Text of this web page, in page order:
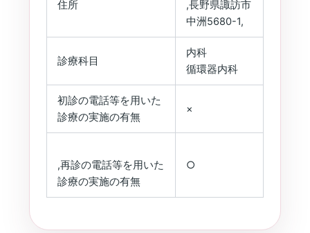
住所
,長野県諏訪市
中洲5680-1,
診療科目
内科
循環器内科
初診の電話等を用いた
診療の実施の有無
×
,再診の電話等を用いた
診療の実施の有無
○